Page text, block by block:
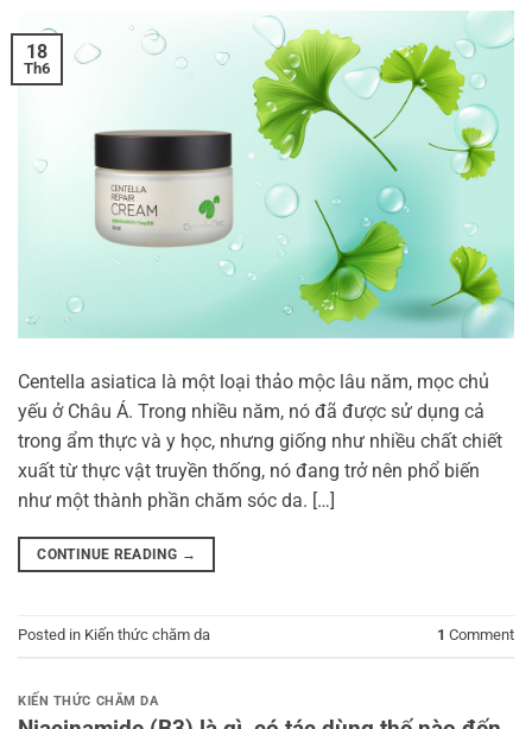
18
Th6
Centella asiatica là một loại thảo mộc lâu năm, mọc chủ
yếu ở Châu Á. Trong nhiều năm, nó đã được sử dụng cả
trong ẩm thực và y học, nhưng giống như nhiều chất chiết
xuất từ ​​thực vật truyền thống, nó đang trở nên phổ biến
như một thành phần chăm sóc da. […]
CONTINUE READING →
Posted in Kiến thức chăm da 1 Comment
KIẾN THỨC CHĂM DA